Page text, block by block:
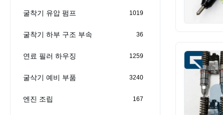
굴착기 유압 펌프 1019
굴착기 하부 구조 부속 36
연료 필러 하우징 1259
굴삭기 예비 부품 3240
엔진 조립 167